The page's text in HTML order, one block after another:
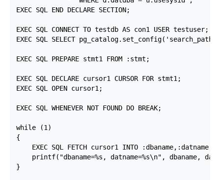
EXEC SQL END DECLARE SECTION;
EXEC SQL CONNECT TO testdb AS con1 USER testuser;
EXEC SQL SELECT
EXEC SQL PREPARE stmt1 FROM :stmt;
EXEC SQL DECLARE cursor1 CURSOR FOR stmt1;
EXEC SQL OPEN cursor1;
EXEC SQL WHENEVER NOT FOUND DO BREAK;
while (1)
{
    EXEC SQL FETCH cursor1 INTO :dbaname,:datname;
printf("dbaname=%s, datname=%s\n", dbaname,
}